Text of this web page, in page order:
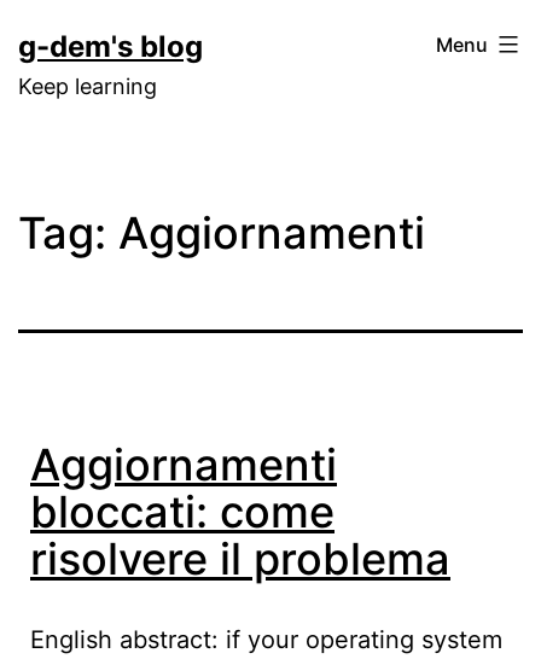
to
content
g-dem's blog
Keep learning
Menu
Tag: Aggiornamenti
Aggiornamenti
bloccati: come
risolvere il problema
English abstract: if your operating system